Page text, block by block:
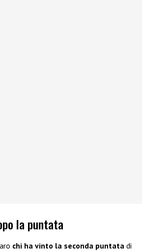
la puntata
chi ha vinto la seconda puntata di